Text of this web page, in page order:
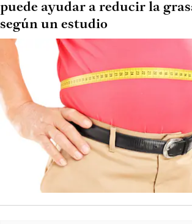
puede ayudar a reducir la
según un estudio